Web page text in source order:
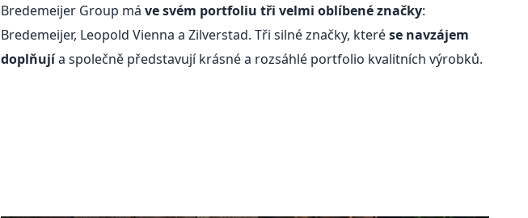
Bredemeijer Group má ve svém portfoliu tři velmi oblíbené značky:
Bredemeijer, Leopold Vienna a Zilverstad. Tři silné značky, kterése navzájem
doplňujía společně představují krásné a rozsáhlé portfolio kvalitních výrobků.